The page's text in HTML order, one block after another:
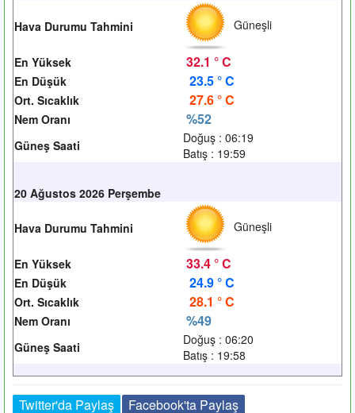
Hava Durumu Tahmini Güneşli
En Yüksek 32.1 ° C
En Düşük 23.5 ° C
Ort. Sıcaklık 27.6 ° C
Nem Oranı %52
Güneş Saati
Doğuş : 06:19
Batış : 19:59
20 Ağustos 2026 Perşembe
Hava Durumu Tahmini Güneşli
En Yüksek 33.4 ° C
En Düşük 24.9 ° C
Ort. Sıcaklık 28.1 ° C
Nem Oranı %49
Güneş Saati
Doğuş : 06:20
Batış : 19:58
Twitter'da Paylaş
Facebook'ta Paylaş